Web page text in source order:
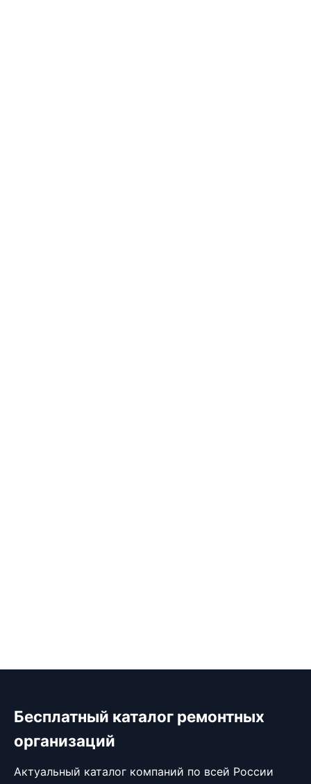
Бесплатный каталог ремонтных
организаций
Актуальный каталог компаний по всей России